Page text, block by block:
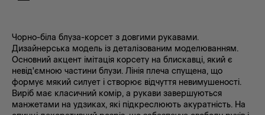
Чорно-біла блуза-корсет з довгими рукавами.
Дизайнерська модель із деталізованим моделюванням.
Основний акцент імітація корсету на блискавці, який є
невід'ємною частини блузи. Лінія плеча спущена, що
формує мякий силует і створює відчуття невимушеності.
Виріб має класичний комір, а рукави завершуються
манжетами на удзиках, які підкреслюють акуратність. На